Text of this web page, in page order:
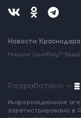
Новости
Нашли ошибку?
Разработано —
Информационное
зарегистрировано в